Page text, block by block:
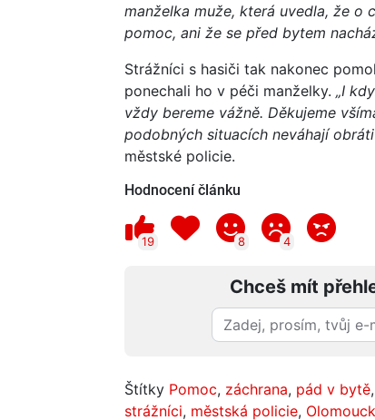
manželka muže, která uvedla, že o
pomoc, ani že se před bytem
Strážníci s hasiči tak nakonec
ponechali ho v péči manželky. „I
vždy bereme vážně. Děkujeme
podobných situacích neváhají
městské policie.
Hodnocení článku
19 8 4
Chceš mít
Štítky Pomoc, záchrana, pád v bytě,
strážníci, městská policie,